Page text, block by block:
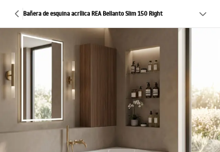
Bañera de esquina acrílica REA Bellanto Slim 150 Right